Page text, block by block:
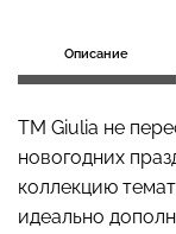
Описание
ТМ Giulia не
новогодних
коллекцию
идеально